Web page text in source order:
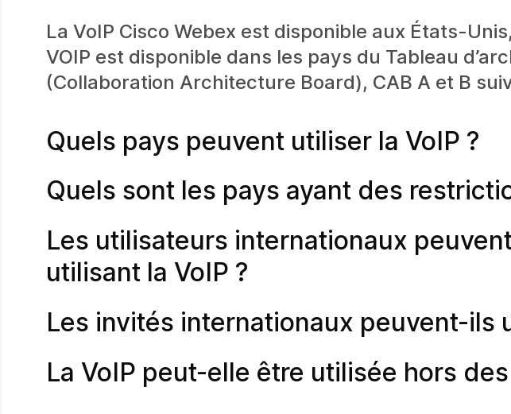
La VoIP Cisco Webex est disponible aux États-
VOIP est disponible dans les pays du Tableau
(Collaboration Architecture Board), CAB A et B
Quels pays peuvent utiliser la VoIP ?
Quels sont les pays ayant des
Les utilisateurs internationaux
utilisant la VoIP ?
Les invités internationaux peuvent-ils
La VoIP peut-elle être utilisée hors